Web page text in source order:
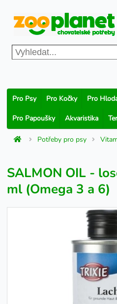
Pro Psy Pro Kočky Pro
Pro Papoušky Akvaristika
Potřeby pro psy
SALMON OIL -
ml (Omega 3 a 6)